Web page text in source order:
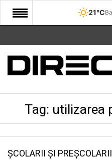
21°C
START
COMUNITATE
CULTURA
SANATATE
Tag: utilizarea
ȘCOLARII ȘI